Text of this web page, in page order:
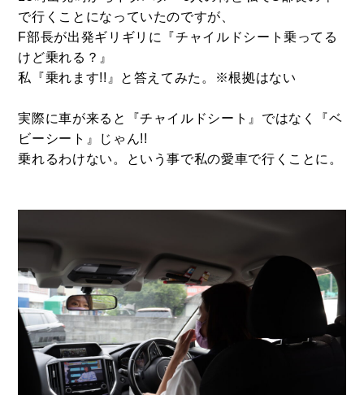
で行くことになっていたのですが、
F部長が出発ギリギリに『チャイルドシート乗ってる
けど乗れる？』
私『乗れます!!』と答えてみた。※根拠はない
実際に車が来ると『チャイルドシート』ではなく『ベ
ビーシート』じゃん!!
乗れるわけない。という事で私の愛車で行くことに。